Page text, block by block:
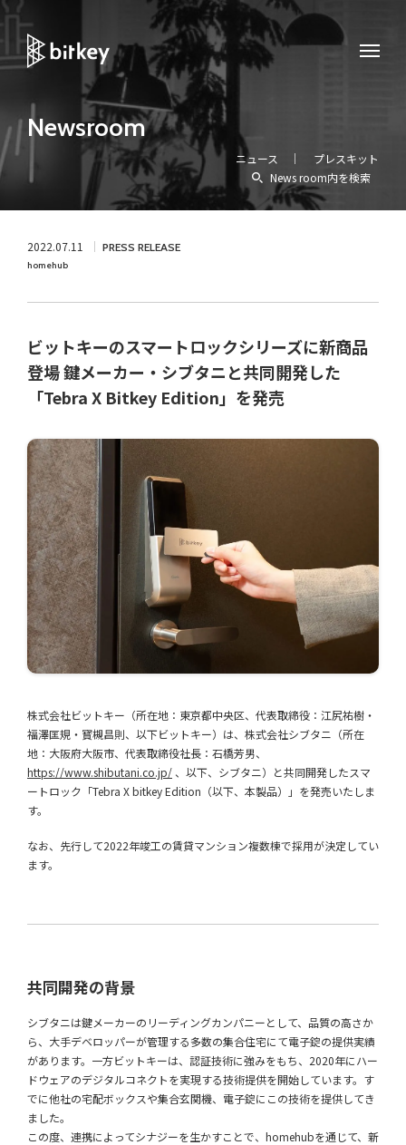
Newsroom
ニュース
プレスキット
News room内を検索
2022.07.11 PRESS RELEASE
homehub
ビットキーのスマートロックシリーズに新商品
登場 鍵メーカー・シブタニと共同開発した
「Tebra X Bitkey Edition」を発売
株式会社ビットキー（所在地：東京都中央区、代表取締役：江尻祐樹・
福澤匡規・寳槻昌則、以下ビットキー）は、株式会社シブタニ（所在
地：大阪府大阪市、代表取締役社長：石橋芳男、
https://www.shibutani.co.jp/ 、以下、シブタニ）と共同開発したスマ
ートロック「Tebra X bitkey Edition（以下、本製品）」を発売いたしま
す。
なお、先行して2022年竣工の賃貸マンション複数棟で採用が決定してい
ます。
共同開発の背景
シブタニは鍵メーカーのリーディングカンパニーとして、品質の高さか
ら、大手デベロッパーが管理する多数の集合住宅にて電子錠の提供実績
があります。一方ビットキーは、認証技術に強みをもち、2020年にハー
ドウェアのデジタルコネクトを実現する技術提供を開始しています。す
でに他社の宅配ボックスや集合玄関機、電子錠にこの技術を提供してき
ました。
この度、連携によってシナジーを生かすことで、homehubを通じて、新